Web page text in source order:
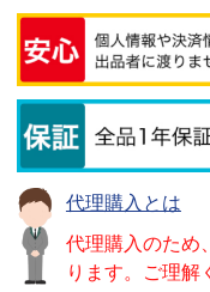
代理購入とは
代理購入のため
ります。ご理解